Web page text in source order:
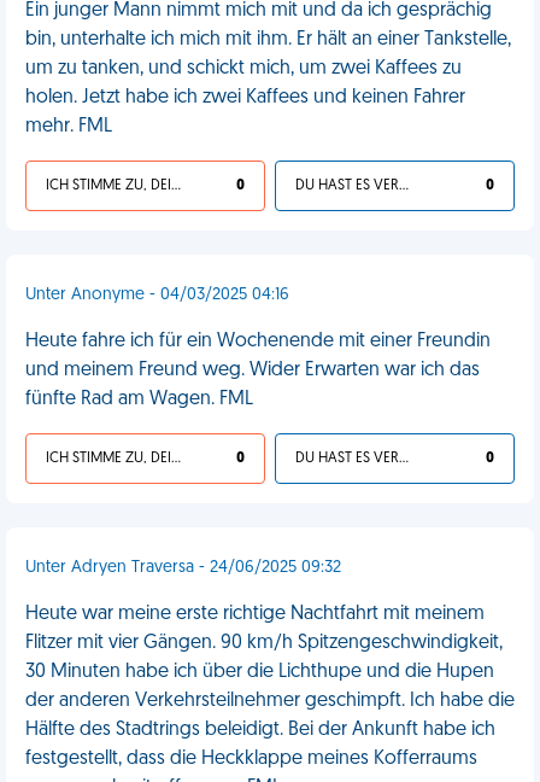
Ein junger Mann nimmt mich mit und da ich gesprächig
bin, unterhalte ich mich mit ihm. Er hält an einer Tankstelle,
um zu tanken, und schickt mich, um zwei Kaffees zu
holen. Jetzt habe ich zwei Kaffees und keinen Fahrer
mehr. FML
ICH STIMME ZU, DEIN LEBEN IST SCHEISSE 0 DU HAST ES VERDIENT 0
Unter Anonyme - 04/03/2025 04:16
Heute fahre ich für ein Wochenende mit einer Freundin
und meinem Freund weg. Wider Erwarten war ich das
fünfte Rad am Wagen. FML
ICH STIMME ZU, DEIN LEBEN IST SCHEISSE 0 DU HAST ES VERDIENT 0
Unter Adryen Traversa - 24/06/2025 09:32
Heute war meine erste richtige Nachtfahrt mit meinem
Flitzer mit vier Gängen. 90 km/h Spitzengeschwindigkeit,
30 Minuten habe ich über die Lichthupe und die Hupen
der anderen Verkehrsteilnehmer geschimpft. Ich habe die
Hälfte des Stadtrings beleidigt. Bei der Ankunft habe ich
festgestellt, dass die Heckklappe meines Kofferraums